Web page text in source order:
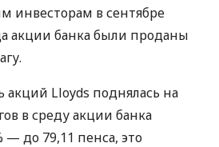
инвесторам в сентябре
акции банка были проданы
акций Lloyds поднялась на
в среду акции банка
— до 79,11 пенса, это